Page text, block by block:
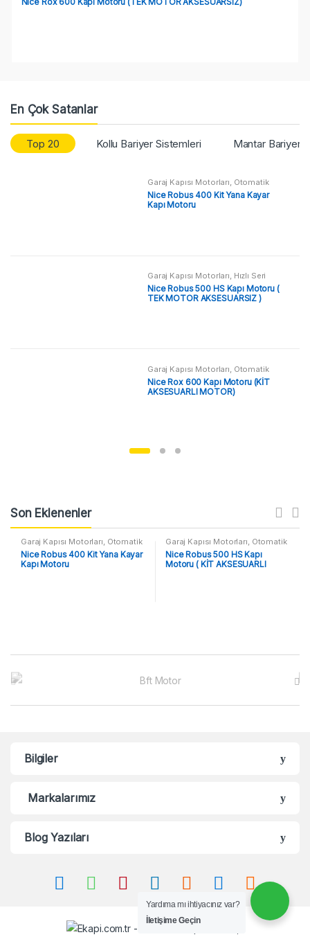
En Çok Satanlar
Top 20 Kollu Bariyer Sistemleri Mantar Bariyer
Garaj Kapısı Motorları, Otomatik
Kapı Motoru ,Yana Kayar Kapı
Motorları
Nice Robus 400 Kit Yana Kayar
Kapı Motoru
Garaj Kapısı Motorları, Hızlı Seri
Motorlar, Otomatik Kapı Motoru
Yana Kayar Kapı Motorları
Nice Robus 500 HS Kapı Motoru (
TEK MOTOR AKSESUARSIZ )
Garaj Kapısı Motorları, Otomatik
Kapı Motoru,Yana Kayar Kapı
Motorları
Nice Rox 600 Kapı Motoru (KİT
AKSESUARLI MOTOR)
Son Eklenenler
Garaj Kapısı Motorları, Otomatik
Kapı Motoru ,Yana Kayar Kapı
Motorları
Nice Robus 400 Kit Yana Kayar
Kapı Motoru
Garaj Kapısı Motorları, Otomatik
Kapı Motoru ,Yana Kayar Kapı
Motorları
Nice Robus 500 HS Kapı
Motoru ( KİT AKSESUARLI
Bilgiler
Markalarımız
Blog Yazıları
Yardıma mı ihtiyacınız var?
İletişime Geçin